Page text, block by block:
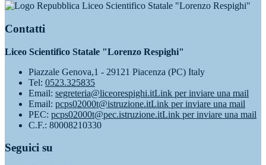
Liceo Scientifico Statale "Lorenzo Respighi"
Contatti
Liceo Scientifico Statale "Lorenzo Respighi"
Piazzale Genova,1 - 29121 Piacenza (PC) Italy
Tel: 0523.325835
Email: segreteria@liceorespighi.itLink per inviare una mail
Email: pcps02000t@istruzione.itLink per inviare una mail
PEC: pcps02000t@pec.istruzione.itLink per inviare una mail
C.F.: 80008210330
Seguici su